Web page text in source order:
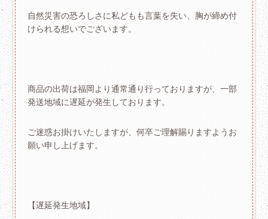
自然災害の恐ろしさに私どもも言葉を失い、胸が締め付
けられる想いでございます。
商品の出荷は福岡より通常通り行っておりますが、一部
発送地域に遅延が発生しております。
ご迷惑お掛けいたしますが、何卒ご理解賜りますようお
願い申し上げます。
【遅延発生地域】